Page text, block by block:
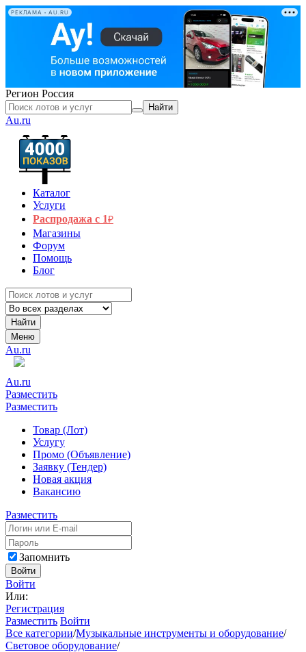
РЕКЛАМА • AU.RU
Регион Россия
Найти
Au.ru
Каталог
Услуги
Распродажа с 1₽
Магазины
Форум
Помощь
Блог
Найти
Меню
Au.ru
Au.ru
Разместить
Разместить
Товар (Лот)
Услугу
Промо (Объявление)
Заявку (Тендер)
Новая акция
Вакансию
Разместить
Запомнить
Войти
Войти
Или:
Регистрация
Разместить Войти
Все категории/Музыкальные инструменты и оборудование/
Световое оборудование/